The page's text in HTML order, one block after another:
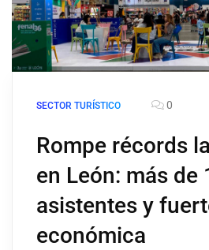
SECTOR TURÍSTICO 0
Rompe récords
en León: más de
asistentes y
económica